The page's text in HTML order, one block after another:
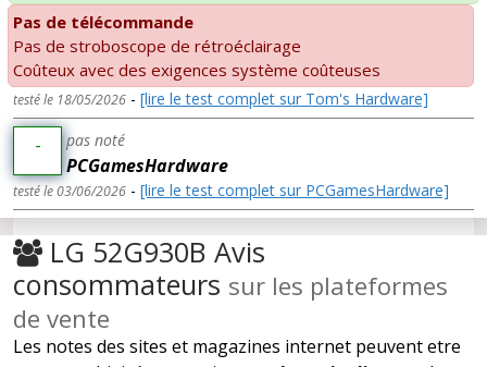
Pas de télécommande
Pas de stroboscope de rétroéclairage
Coûteux avec des exigences système coûteuses
testé le 18/05/2026 - [lire le test complet sur Tom's Hardware]
- pas noté
PCGamesHardware
testé le 03/06/2026 - [lire le test complet sur PCGamesHardware]
LG 52G930B Avis
consommateurs sur les plateformes
de vente
Les notes des sites et magazines internet peuvent etre